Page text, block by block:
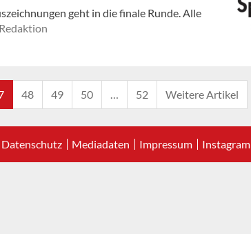
geht in die finale Runde. Alle
48 49 50 … 52 Weitere Artikel
Datenschutz Mediadaten Impressum Instagram